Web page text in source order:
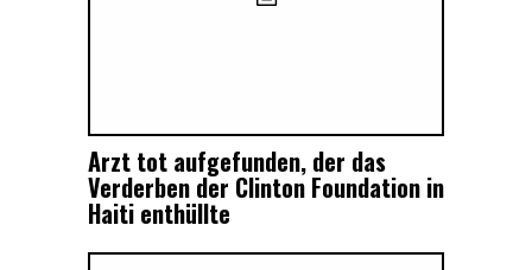
Arzt tot aufgefunden, der das
Verderben der Clinton Foundation in
Haiti enthüllte